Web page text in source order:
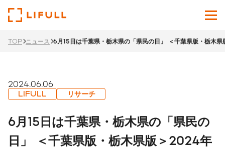
サービス
ニュース
TOP ニュース 6月15日は千葉県・栃木県の「県民の日」 ＜千葉県版・栃
2024.06.06
LIFULL リサーチ
6月15日は千葉県・栃木県の「県民の
日」 ＜千葉県版・栃木県版＞2024年